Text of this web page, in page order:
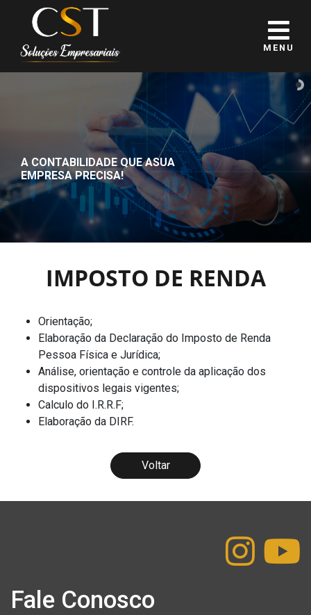
MENU
A CONTABILIDADE QUE ASUA
EMPRESA PRECISA!
IMPOSTO DE RENDA
Orientação;
Elaboração da Declaração do Imposto de Renda
Pessoa Física e Jurídica;
Análise, orientação e controle da aplicação dos
dispositivos legais vigentes;
Calculo do I.R.R.F;
Elaboração da DIRF.
Voltar
Fale Conosco